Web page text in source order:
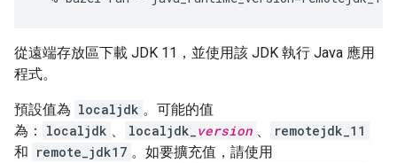
從遠端存放區下載 JDK 11，並使用該 JDK 執行 Java 應用
程式。
預設值為 localjdk 。可能的值
為：
localjdk 、 localjdk_ version 、
remotejdk_11
和 remote_jdk17 。如要擴充值，請使用